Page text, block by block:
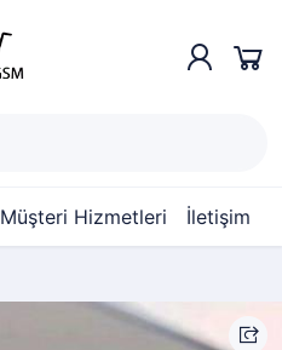
Müşteri Hizmetleri İletişim